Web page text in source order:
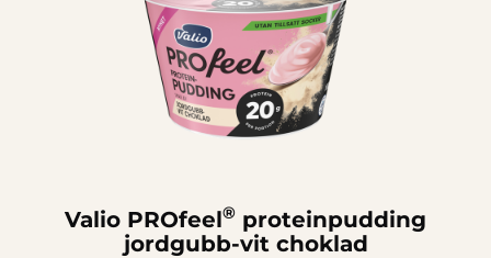
Valio PROfeel® proteinpudding
jordgubb-vit choklad